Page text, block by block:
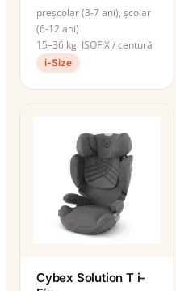
preșcolar (3-7 ani), școlar
(6-12 ani)
15–36 kg ISOFIX / centură
i-Size
Cybex Solution T i-